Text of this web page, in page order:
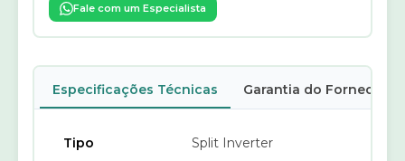
Fale com um Especialista
Especificações Técnicas Garantia do Fornecedor
Tipo Split Inverter